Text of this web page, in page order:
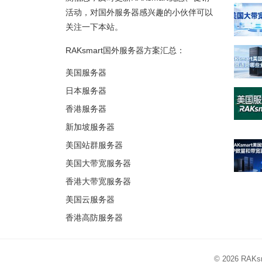
活动，对国外服务器感兴趣的小伙伴可以
关注一下本站。
RAKsmart国外服务器方案汇总：
美国服务器
日本服务器
香港服务器
新加坡服务器
美国站群服务器
美国大带宽服务器
香港大带宽服务器
美国云服务器
香港高防服务器
© 2026